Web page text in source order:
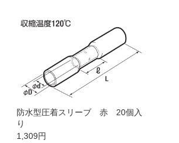
防水型圧着スリーブ 赤 20個入
り
1,309円